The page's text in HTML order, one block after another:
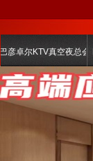
巴彦卓尔KTV真空夜总会